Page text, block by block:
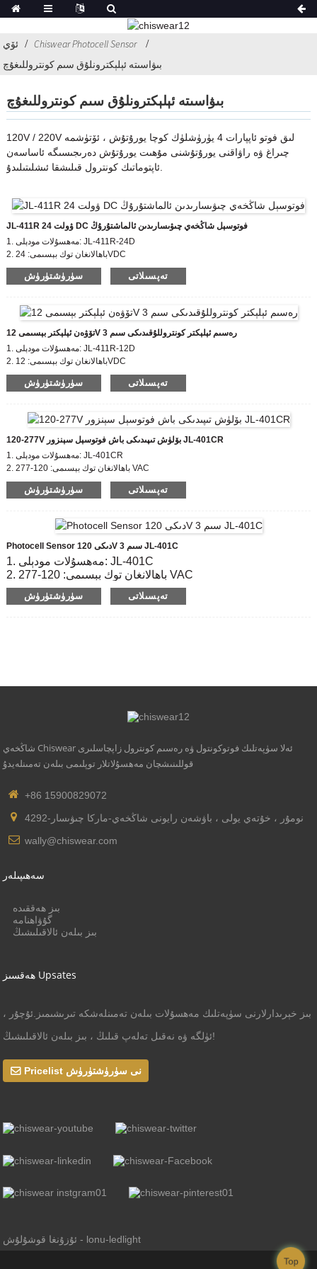
ئۆي
Chiswear Photocell Sensor
بىۋاسىتە ئېلېكترونلۇق سىم كونتروللىغۇچ
بىۋاسىتە ئېلېكترونلۇق سىم كونتروللىغۇچ
120V / 220V لىق فوتو ئاپپارات 4 يۈرۈشلۈك كوچا يورۇتۇش ، ئۆتۈشمە
چىراغ ۋە راۋاقنى يورۇتۇشنى مۇھىت يورۇتۇش دەرىجىسىگە ئاساسەن
ئاپتوماتىك كونترول قىلىشقا ئىشلىتىلىدۇ.
JL-411R 24 ۋولت DC فوتوسېل شاڭخەي چىۋىسارىدىن ئالماشتۇرۇڭ
1. مەھسۇلات مودېلى: JL-411R-24D
2. باھالانغان توك بېسىمى: 24VDC
3. On / OFF ھەشەمەتلىك دەرىجىسى: 5-15 Lx 20-80Lx
4. IP دەرىجىسى: IP54
سۈرۈشتۈرۈش تەپسىلاتى
تۆۋەن ئېلېكتر بېسىمى 12V 3 رەسىم ئېلېكتر كونتروللۇقىدىكى سىم
1. مەھسۇلات مودېلى: JL-411R-12D
2. باھالانغان توك بېسىمى: 12VDC
4. IP دەرىجىسى: IP54
سۈرۈشتۈرۈش تەپسىلاتى
120-277V بۆلۈش تىپىدىكى باش فوتوسېل سېنزور JL-401CR
1. مەھسۇلات مودېلى: JL-401CR
2. باھالانغان توك بېسىمى: 120-277 VAC
3. On / OFF ھەشەمەتلىك دەرىجىسى: 10-20 Lx;25-35 Lx off
4. IP دەرىجىسى: IP54
سۈرۈشتۈرۈش تەپسىلاتى
Photocell Sensor دىكى 120V 3 سىم JL-401C
1. مەھسۇلات مودېلى: JL-401C
2. باھالانغان توك بېسىمى: 120-277 VAC
4. IP دەرىجىسى: IP54سۈرۈشتۈرۈش تەپسىلاتى
شاڭخەي Chiswear ئەلا سۈپەتلىك فوتوكونتول ۋە رەسىم كونترول زاپچاسلىرى
قوللىنىشچان مەھسۇلاتلار توپلىمى بىلەن تەمىنلەيدۇ
+86 15900829072
4292-نومۇر ، خۇتەي يولى ، باۋشەن رايونى شاڭخەي-ماركا چىۋىسار
wally@chiswear.com
سەھىپىلەر
بىز ھەققىدە
گۇۋاھنامە
بىز بىلەن ئالاقىلىشىڭ
ھەقسىز Upsates
بىز خېرىدارلارنى سۈپەتلىك مەھسۇلات بىلەن تەمىنلەشكە تىرىشىمىز.ئۇچۇر ،
ئۈلگە ۋە نەقىل تەلەپ قىلىڭ ، بىز بىلەن ئالاقىلىشىڭ!
Pricelist نى سۈرۈشتۈرۈش
ئۇزۇنغا قوشۇلۇش - lonu-ledlight
Top